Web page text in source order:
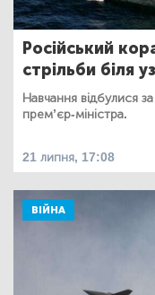
Російський
стрільби біля
Навчання відбулися
прем’єр-міністра.
21 липня, 17:08
ВІЙНА